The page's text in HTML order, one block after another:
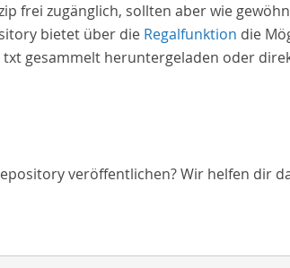
frei zugänglich, sollten aber wie
bietet über die Regalfunktion die
gesammelt heruntergeladen oder
veröffentlichen? Wir helfen dir